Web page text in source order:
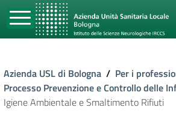
Azienda USL di Bologna / Per i
Processo Prevenzione e Controllo delle
Igiene Ambientale e Smaltimento Rifiuti